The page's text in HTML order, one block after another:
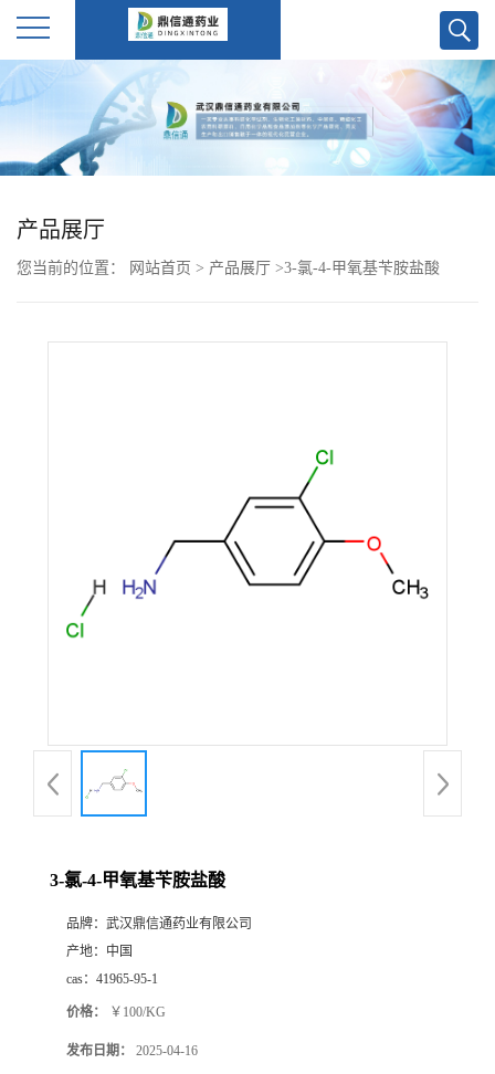
公
产
产品展厅
您当前的位置： 网站首页 > 产品展厅 >3-氯-4-甲氧基苄胺盐酸
3-氯-4-甲氧基苄胺盐酸
品牌： 武汉鼎信通药业有限公司
产地： 中国
cas： 41965-95-1
价格： ￥100/KG
发布日期： 2025-04-16